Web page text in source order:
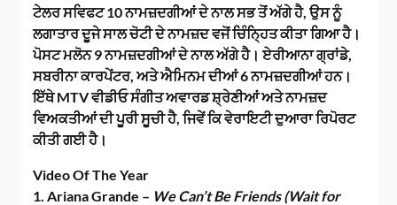
ਟੇਲਰ ਸਵਿਫਟ 10 ਨਾਮਜ਼ਦਗੀਆਂ ਦੇ ਨਾਲ ਸਭ ਤੋਂ ਅੱਗੇ ਹੈ, ਉਸ ਨੂੰ
ਲਗਾਤਾਰ ਦੂਜੇ ਸਾਲ ਚੋਟੀ ਦੇ ਨਾਮਜ਼ਦ ਵਜੋਂ ਚਿੰਨ੍ਹਿਤ ਕੀਤਾ ਗਿਆ ਹੈ।
ਪੋਸਟ ਮਲੋਨ 9 ਨਾਮਜ਼ਦਗੀਆਂ ਦੇ ਨਾਲ ਅੱਗੇ ਹੈ। ਏਰੀਆਨਾ ਗ੍ਰਾਂਡੇ,
ਸਬਰੀਨਾ ਕਾਰਪੇਂਟਰ, ਅਤੇ ਐਮਿਨਮ ਦੀਆਂ 6 ਨਾਮਜ਼ਦਗੀਆਂ ਹਨ।
ਇੱਥੇ MTV ਵੀਡੀਓ ਸੰਗੀਤ ਅਵਾਰਡ ਸ਼੍ਰੇਣੀਆਂ ਅਤੇ ਨਾਮਜ਼ਦ
ਵਿਅਕਤੀਆਂ ਦੀ ਪੂਰੀ ਸੂਚੀ ਹੈ, ਜਿਵੇਂ ਕਿ ਵੇਰਾਇਟੀ ਦੁਆਰਾ ਰਿਪੋਰਟ
ਕੀਤੀ ਗਈ ਹੈ।
Video Of The Year
1. Ariana Grande – We Can’t Be Friends (Wait for